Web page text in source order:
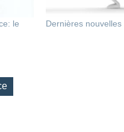
le
Dernières